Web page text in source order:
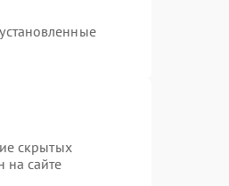
скрытых
на сайте